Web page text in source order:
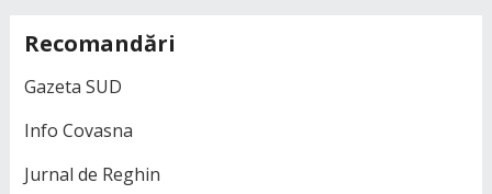
Recomandări
Gazeta SUD
Info Covasna
Jurnal de Reghin